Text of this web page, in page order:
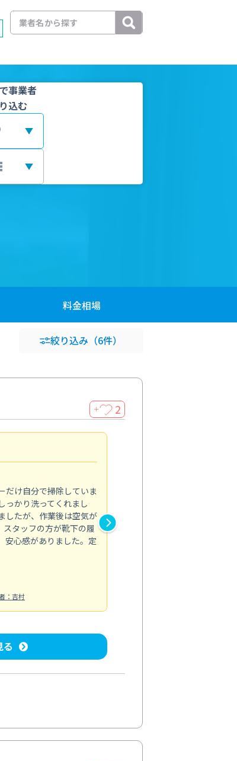
事業者
込む
料金相場
絞り込み （6件）
＋ 2
だけ自分で掃除していま
っかり洗ってくれまし
したが、作業後は空気が
タッフの方が靴下の履
安心感がありました。定
：吉村